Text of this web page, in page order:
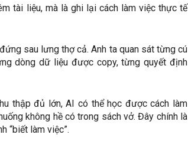
tài liệu, mà là ghi lại cách làm việc thực tế
sau lưng thợ cả. Anh ta quan sát từng cú
dòng dữ liệu được copy, từng quyết định
thập đủ lớn, AI có thể học được cách làm
không hề có trong sách vở. Đây chính là
“biết làm việc”.